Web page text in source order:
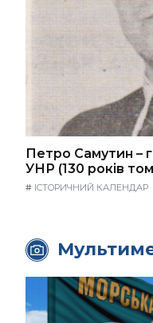
Петро Самутин –
УНР (130 років
# ІСТОРИЧНИЙ КАЛЕНДАР